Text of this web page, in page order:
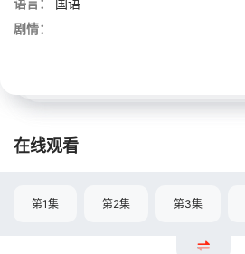
剧情：
在线观看
第1集 第2集 第3集